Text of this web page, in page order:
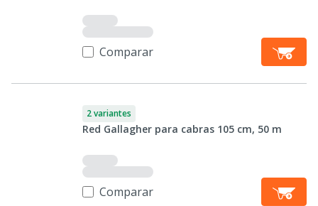
Comparar
2 variantes
Red Gallagher para cabras 105 cm, 50 m
Comparar